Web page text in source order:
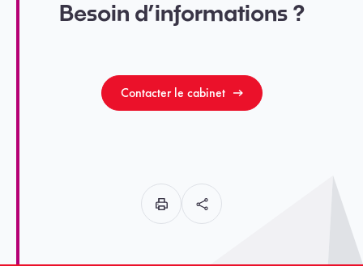
Besoin d’informations ?
Contacter le cabinet